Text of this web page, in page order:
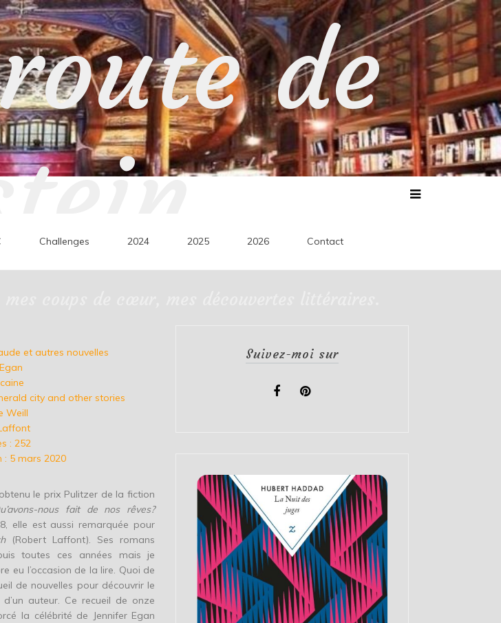
de
Challenges 2024 2025 2026 Contact
et autres nouvelles
city and other stories
Weill
: 252
5 mars 2020
le prix Pulitzer de la fiction
nous fait de nos rêves?
elle est aussi remarquée pour
(Robert Laffont). Ses romans
toutes ces années mais je
eu l’occasion de la lire. Quoi de
de nouvelles pour découvrir le
d’un auteur. Ce recueil de onze
la célébrité de Jennifer Egan
Suivez-moi sur